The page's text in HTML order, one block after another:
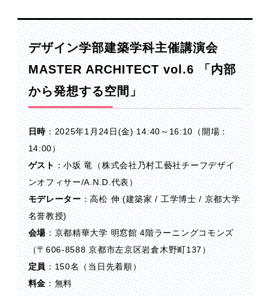
デザイン学部建築学科主催講演会
MASTER ARCHITECT vol.6 「内部
から発想する空間」
日時：2025年1月24日(金) 14:40～16:10（開場：
14:00）
ゲスト：小坂 竜（株式会社乃村工藝社チーフデザイ
ンオフィサー/A.N.D.代表）
モデレーター：高松 伸 (建築家 / 工学博士 / 京都大学
名誉教授)
会場：京都精華大学 明窓館 4階ラーニングコモンズ
（〒606-8588 京都市左京区岩倉木野町137）
定員：150名（当日先着順）
料金：無料